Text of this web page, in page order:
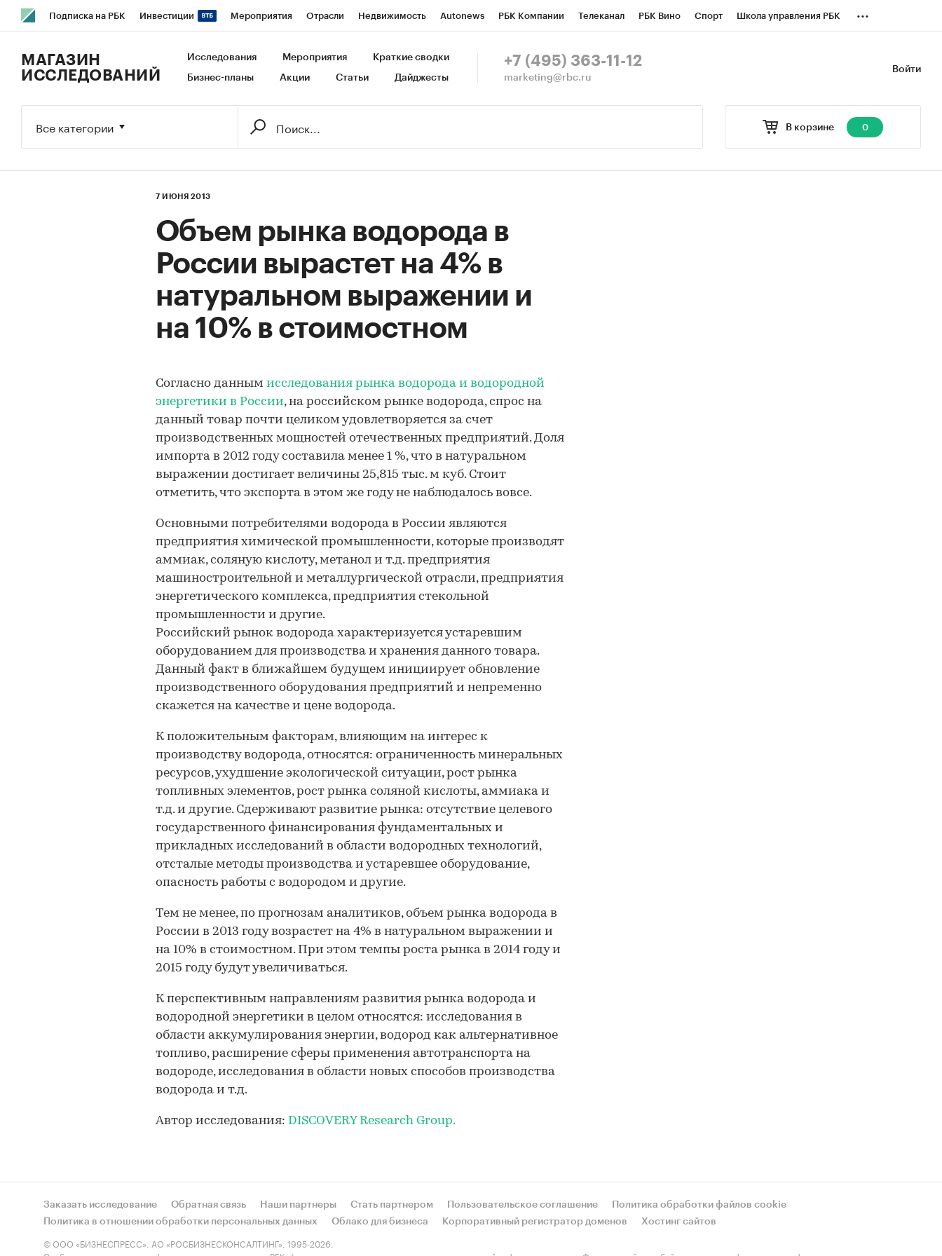
Подписка на РБК Инвестиции Мероприятия Отрасли Недвижимость Autonews РБК Компании Телеканал РБК Вино Спорт Школа управления РБК
Исследования Кредитные рейтинги Франшизы Газета Спецпроекты СПб Конференции СПб Спецпроекты
...
Войти
МАГАЗИН
ИССЛЕДОВАНИЙ
Исследования Мероприятия Краткие сводки
Бизнес-планы Акции Статьи Дайджесты
+7 (495) 363-11-12
marketing@rbc.ru
В корзине 0
Все категории
7 ИЮНЯ 2013
Объем рынка водорода в
России вырастет на 4% в
натуральном выражении и
на 10% в стоимостном
Согласно данным исследования рынка водорода и водородной
энергетики в России, на российском рынке водорода, спрос на
данный товар почти целиком удовлетворяется за счет
производственных мощностей отечественных предприятий. Доля
импорта в 2012 году составила менее 1 %, что в натуральном
выражении достигает величины 25,815 тыс. м куб. Стоит
отметить, что экспорта в этом же году не наблюдалось вовсе.
Основными потребителями водорода в России являются
предприятия химической промышленности, которые производят
аммиак, соляную кислоту, метанол и т.д. предприятия
машиностроительной и металлургической отрасли, предприятия
энергетического комплекса, предприятия стекольной
промышленности и другие.
Российский рынок водорода характеризуется устаревшим
оборудованием для производства и хранения данного товара.
Данный факт в ближайшем будущем инициирует обновление
производственного оборудования предприятий и непременно
скажется на качестве и цене водорода.
К положительным факторам, влияющим на интерес к
производству водорода, относятся: ограниченность минеральных
ресурсов, ухудшение экологической ситуации, рост рынка
топливных элементов, рост рынка соляной кислоты, аммиака и
т.д. и другие. Сдерживают развитие рынка: отсутствие целевого
государственного финансирования фундаментальных и
прикладных исследований в области водородных технологий,
отсталые методы производства и устаревшее оборудование,
опасность работы с водородом и другие.
Тем не менее, по прогнозам аналитиков, объем рынка водорода в
России в 2013 году возрастет на 4% в натуральном выражении и
на 10% в стоимостном. При этом темпы роста рынка в 2014 году и
2015 году будут увеличиваться.
К перспективным направлениям развития рынка водорода и
водородной энергетики в целом относятся: исследования в
области аккумулирования энергии, водород как альтернативное
топливо, расширение сферы применения автотранспорта на
водороде, исследования в области новых способов производства
водорода и т.д.
Автор исследования: DISCOVERY Research Group.
Заказать исследование Обратная связь Наши партнеры Стать партнером Пользовательское соглашение
Политика обработки файлов cookie
Политика в отношении обработки персональных данных
Облако для бизнеса Корпоративный регистратор доменов Хостинг сайтов
© ООО «БИЗНЕСПРЕСС», АО «РОСБИЗНЕСКОНСАЛТИНГ», 1995-2026.